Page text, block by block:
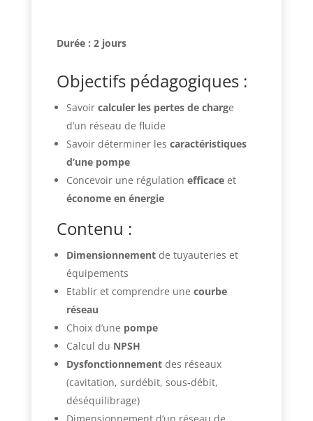
Durée : 2 jours
Objectifs pédagogiques :
Savoir calculer les pertes de charge
d’un réseau de fluide
Savoir déterminer les caractéristiques
d’une pompe
Concevoir une régulation efficace et
économe en énergie
Contenu :
Dimensionnementde tuyauteries et
équipements
Etablir et comprendre une courbe
réseau
Choix d’une pompe
Calcul du NPSH
Dysfonctionnementdes réseaux
(cavitation, surdébit, sous-débit,
déséquilibrage)